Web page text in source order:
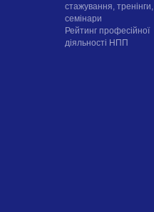
стажування, тренінги,
семінари
Рейтинг професійної
діяльності НПП